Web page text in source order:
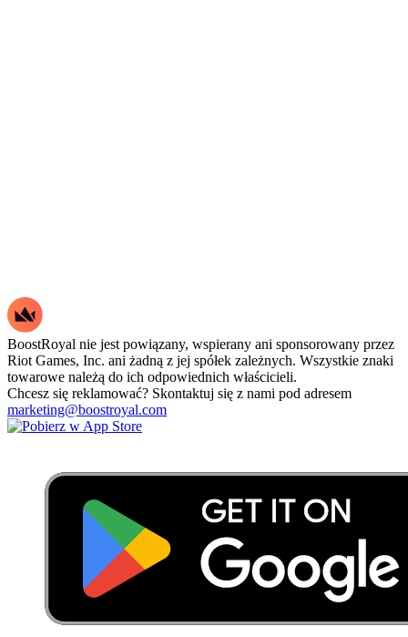
BoostRoyal nie jest powiązany, wspierany ani sponsorowany przez
Riot Games, Inc. ani żadną z jej spółek zależnych. Wszystkie znaki
towarowe należą do ich odpowiednich właścicieli.
Chcesz się reklamować? Skontaktuj się z nami pod adresem
marketing@boostroyal.com